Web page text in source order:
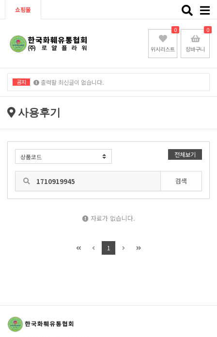
쇼핑몰
Toggle
위시리스트
0
장바구니
0
공지 출력할 최신글이 없습니다.
출력할 최신글이 없습니다.
사용후기
전체보기
검색
자료가 없습니다.
1